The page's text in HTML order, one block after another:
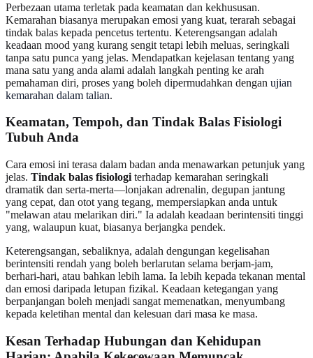
Perbezaan utama terletak pada keamatan dan kekhususan.
Kemarahan biasanya merupakan emosi yang kuat, terarah sebagai
tindak balas kepada pencetus tertentu. Keterengsangan adalah
keadaan mood yang kurang sengit tetapi lebih meluas, seringkali
tanpa satu punca yang jelas. Mendapatkan kejelasan tentang yang
mana satu yang anda alami adalah langkah penting ke arah
pemahaman diri, proses yang boleh dipermudahkan dengan ujian
kemarahan dalam talian.
Keamatan, Tempoh, dan Tindak Balas Fisiologi
Tubuh Anda
Cara emosi ini terasa dalam badan anda menawarkan petunjuk yang
jelas. Tindak balas fisiologi terhadap kemarahan seringkali
dramatik dan serta-merta—lonjakan adrenalin, degupan jantung
yang cepat, dan otot yang tegang, mempersiapkan anda untuk
"melawan atau melarikan diri." Ia adalah keadaan berintensiti tinggi
yang, walaupun kuat, biasanya berjangka pendek.
Keterengsangan, sebaliknya, adalah dengungan kegelisahan
berintensiti rendah yang boleh berlarutan selama berjam-jam,
berhari-hari, atau bahkan lebih lama. Ia lebih kepada tekanan mental
dan emosi daripada letupan fizikal. Keadaan ketegangan yang
berpanjangan boleh menjadi sangat memenatkan, menyumbang
kepada keletihan mental dan kelesuan dari masa ke masa.
Kesan Terhadap Hubungan dan Kehidupan